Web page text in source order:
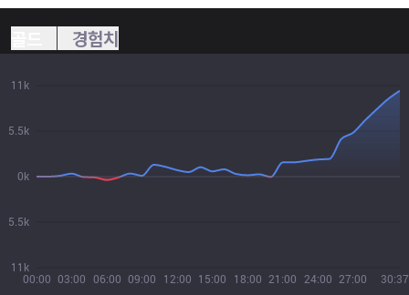
경험치
00:00 03:00 06:00 09:00 12:00 15:00 18:00 21:00 24:00 27:00 30:37
11k
5.5k
0k
5.5k
11k